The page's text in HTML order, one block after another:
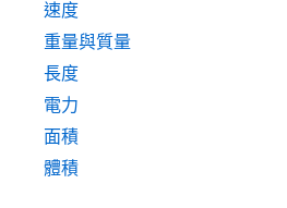
速度
重量與質量
長度
電力
面積
體積